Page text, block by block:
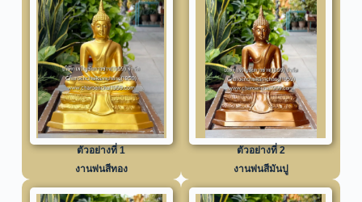
ตัวอย่างที่ 1
งานพ่นสีทอง
ตัวอย่างที่ 2
งานพ่นสีมันปู